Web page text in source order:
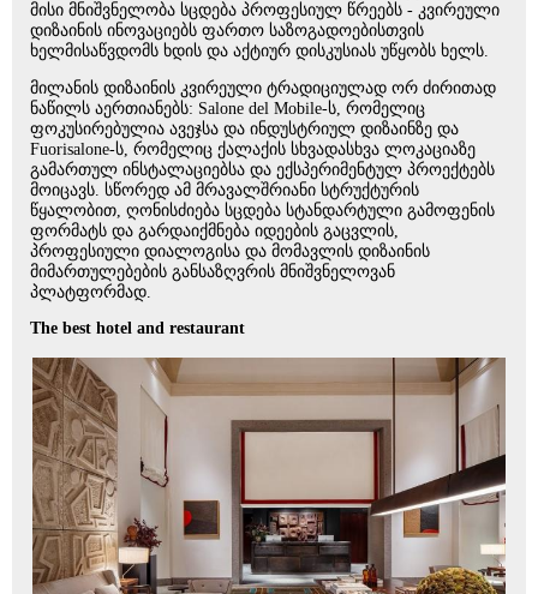
მისი მნიშვნელობა სცდება პროფესიულ წრეებს - კვირეული
დიზაინის ინოვაციებს ფართო საზოგადოებისთვის
ხელმისაწვდომს ხდის და აქტიურ დისკუსიას უწყობს ხელს.
მილანის დიზაინის კვირეული ტრადიციულად ორ ძირითად
ნაწილს აერთიანებს: Salone del Mobile-ს, რომელიც
ფოკუსირებულია ავეჯსა და ინდუსტრიულ დიზაინზე და
Fuorisalone-ს, რომელიც ქალაქის სხვადასხვა ლოკაციაზე
გამართულ ინსტალაციებსა და ექსპერიმენტულ პროექტებს
მოიცავს. სწორედ ამ მრავალშრიანი სტრუქტურის
წყალობით, ღონისძიება სცდება სტანდარტული გამოფენის
ფორმატს და გარდაიქმნება იდეების გაცვლის,
პროფესიული დიალოგისა და მომავლის დიზაინის
მიმართულებების განსაზღვრის მნიშვნელოვან
პლატფორმად.
The best hotel and restaurant